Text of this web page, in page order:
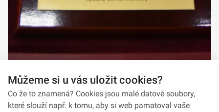
Můžeme si u vás uložit cookies?
Co že to znamená? Cookies jsou malé datové soubory,
které slouží např. k tomu, aby si web pamatoval vaše